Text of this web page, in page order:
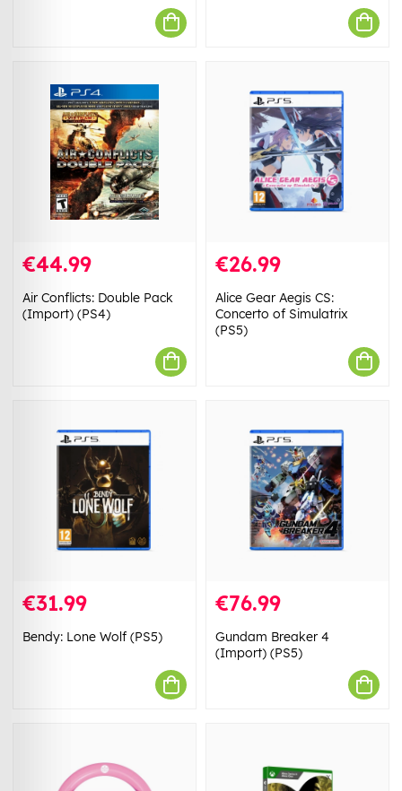
€44.99
Air Conflicts: Double Pack
(Import) (PS4)
€26.99
Alice Gear Aegis CS:
Concerto of Simulatrix
(PS5)
€31.99
Bendy: Lone Wolf (PS5)
€76.99
Gundam Breaker 4
(Import) (PS5)